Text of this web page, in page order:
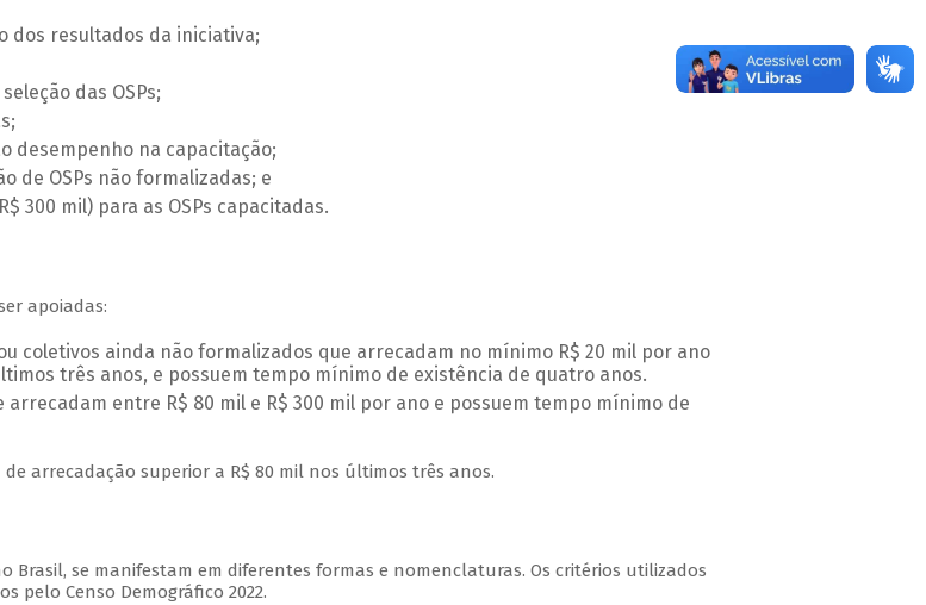
dos resultados da iniciativa;
das OSPs;
desempenho na capacitação;
de OSPs não formalizadas; e
300 mil) para as OSPs capacitadas.
apoiadas:
coletivos ainda não formalizados que arrecadam no mínimo R$ 20 mil por ano
três anos, e possuem tempo mínimo de existência de quatro anos.
entre R$ 80 mil e R$ 300 mil por ano e possuem tempo mínimo de
de arrecadação superior a R$ 80 mil nos últimos três anos.
Brasil, se manifestam em diferentes formas e nomenclaturas. Os critérios utilizados
pelo Censo Demográfico 2022.